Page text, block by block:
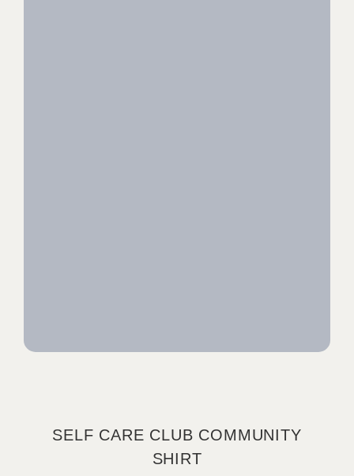
SELF CARE CLUB COMMUNITY
SHIRT